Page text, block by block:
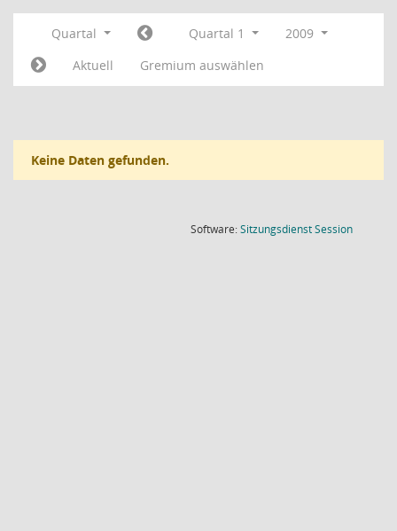
Quartal Quartal 1
2009
Aktuell
Gremium auswählen
Keine Daten gefunden.
Software:SitzungsdienstSession(Wird in